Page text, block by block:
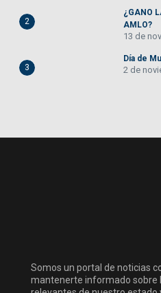
2
¿GANO
AMLO?
13 de
3
Día de
2 de
Somos un portal de noticias
mantenerte informado sobre